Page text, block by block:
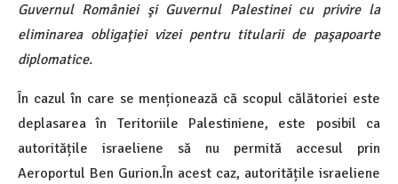
Guvernul României şi Guvernul Palestinei cu privire la
eliminarea obligaţiei vizei pentru titularii de paşapoarte
diplomatice.
În cazul în care se menționează că scopul călătoriei este
deplasarea în Teritoriile Palestiniene, este posibil ca
autoritățile israeliene să nu permită accesul prin
Aeroportul Ben Gurion.În acest caz, autoritățile israeliene